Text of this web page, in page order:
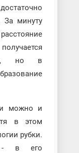
За минуту
но в
можно и
в этом
рубки.
- в его